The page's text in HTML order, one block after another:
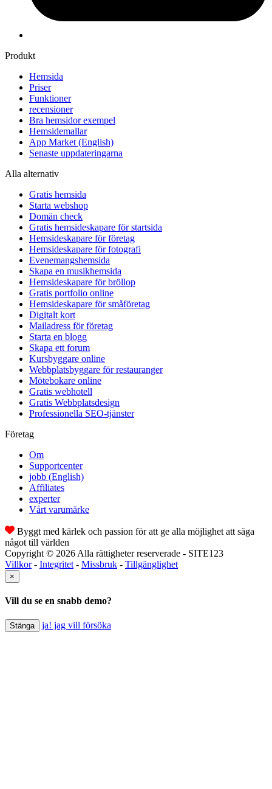
Produkt
Hemsida
Priser
Funktioner
recensioner
Bra hemsidor exempel
Hemsidemallar
App Market (English)
Senaste uppdateringarna
Alla alternativ
Gratis hemsida
Starta webshop
Domän check
Gratis hemsideskapare för startsida
Hemsideskapare för företag
Hemsideskapare för fotografi
Evenemangshemsida
Skapa en musikhemsida
Hemsideskapare för bröllop
Gratis portfolio online
Hemsideskapare för småföretag
Digitalt kort
Mailadress för företag
Starta en blogg
Skapa ett forum
Kursbyggare online
Webbplatsbyggare för restauranger
Mötebokare online
Gratis webhotell
Gratis Webbplatsdesign
Professionella SEO-tjänster
Företag
Om
Supportcenter
jobb (English)
Affiliates
experter
Vårt varumärke
Byggt med kärlek och passion för att ge alla möjlighet att säga
något till världen
Copyright © 2026 Alla rättigheter reserverade - SITE123
Villkor- Integritet - Missbruk - Tillgänglighet
×
Vill du se en snabb demo?
Stänga ja! jag vill försöka